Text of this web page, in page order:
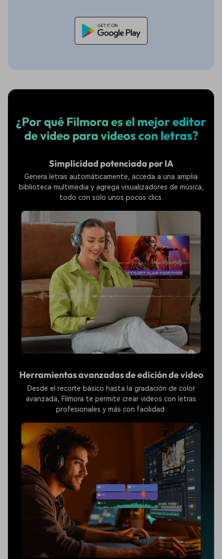
¿Por qué Filmora es el mejor editor
de video para videos con letras?
Simplicidad potenciada por IA
Genera letras automáticamente, acceda a una amplia
biblioteca multimedia y agrega visualizadores de música,
todo con solo unos pocos clics.
Herramientas avanzadas de edición de video
Desde el recorte básico hasta la gradación de color
avanzada, Filmora te permite crear videos con letras
profesionales y más con facilidad.